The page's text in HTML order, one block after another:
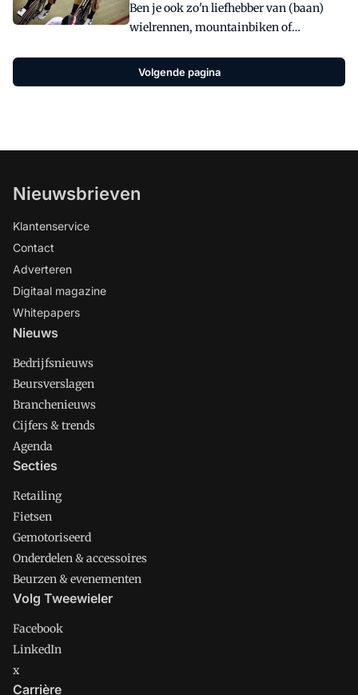
Ben je ook zo'n liefhebber van (baan)
wielrennen, mountainbiken of
verzekering: de KNWU fietsverzekering.
Af te sluiten bij jouw Rijwielspecialist of
Volgende pagina
Nieuwsbrieven
Klantenservice
Contact
Adverteren
Digitaal magazine
Whitepapers
Nieuws
Bedrijfsnieuws
Beursverslagen
Branchenieuws
Cijfers & trends
Agenda
Secties
Retailing
Fietsen
Gemotoriseerd
Onderdelen & accessoires
Beurzen & evenementen
Volg Tweewieler
Facebook
LinkedIn
x
Carrière